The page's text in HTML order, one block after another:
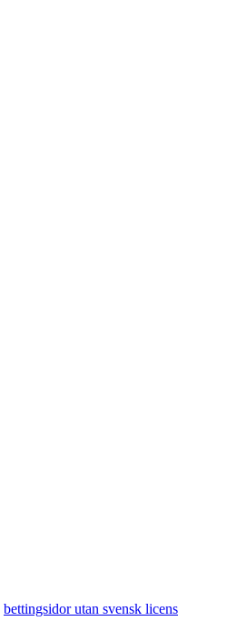
bettingsidor utan svensk licens